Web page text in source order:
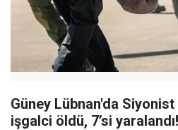
Güney Lübnan'da
işgalci öldü, 7’si yaralandı!